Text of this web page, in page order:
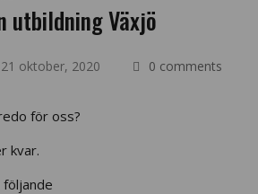
utbildning Växjö
21 oktober, 2020 0 comments
för oss?
kvar.